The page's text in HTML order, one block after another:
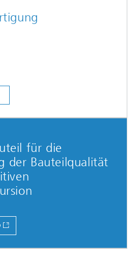
für die
der Bauteilqualität